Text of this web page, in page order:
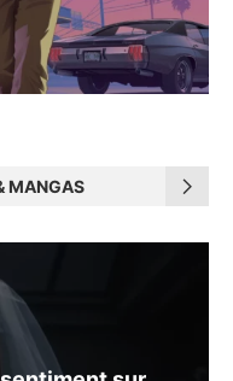
MANGAS